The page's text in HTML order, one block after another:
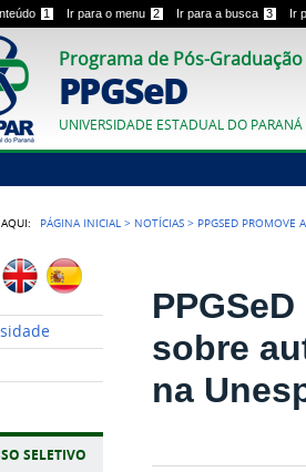
1 Ir para o menu 2 Ir para a busca 3 Ir
Programa de Pós-
PPGSeD
UNIVERSIDADE ESTADUAL DO PARANÁ
PÁGINA INICIAL > NOTÍCIAS > PPGSED PROMOVE
SELETIVO
sobre
na